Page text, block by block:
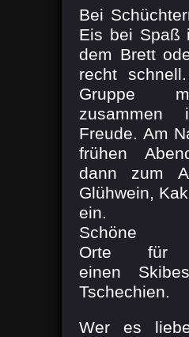
Bei
Eis bei Spaß
dem Brett
recht
Gruppe
Freude. Am
frühen
dann zum
Glühwein,
ein.
Schöne
Orte für
einen
Tschechien.
Wer es